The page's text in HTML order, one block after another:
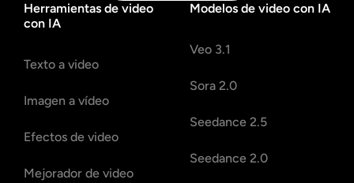
Herramientas de video
con IA
Texto a video
Imagen a vídeo
Efectos de video
Mejorador de video
Modelos de video con IA
Veo 3.1
Sora 2.0
Seedance 2.5
Seedance 2.0